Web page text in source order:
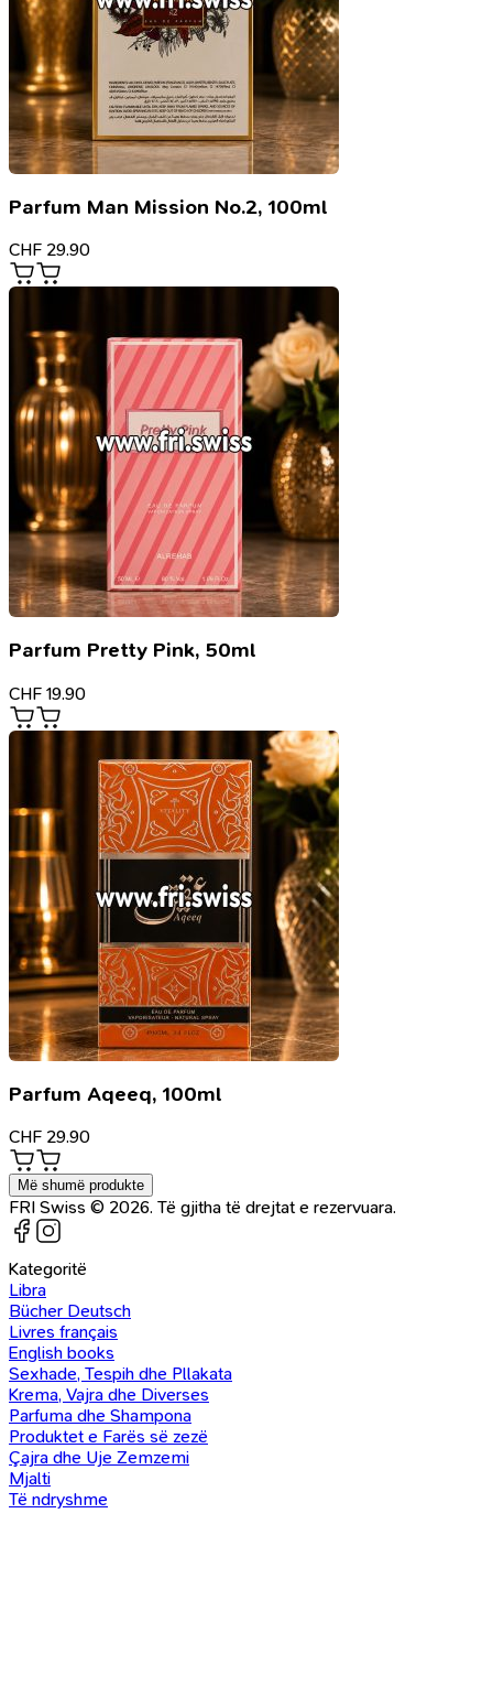
Parfum Man Mission No.2, 100ml
CHF 29.90
Parfum Pretty Pink, 50ml
CHF 19.90
Parfum Aqeeq, 100ml
CHF 29.90
Më shumë produkte
FRI Swiss © 2026. Të gjitha të drejtat e rezervuara.
Kategoritë
Libra
Bücher Deutsch
Livres français
English books
Sexhade, Tespih dhe Pllakata
Krema, Vajra dhe Diverses
Parfuma dhe Shampona
Produktet e Farës së zezë
Çajra dhe Uje Zemzemi
Mjalti
Të ndryshme